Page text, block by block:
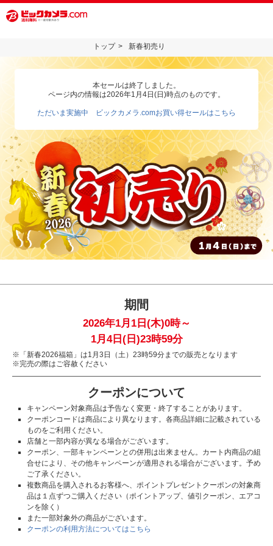
トップ 新春初売り
本セールは終了しました。
ページ内の情報は2026年1月4日(日)時点のものです。
ただいま実施中 ビックカメラ.comお買い得セールはこちら
期間
2026年1月1日(木)0時～
1月4日(日)23時59分
※「新春2026福箱」は1月3日（土）23時59分までの販売となります
※完売の際はご容赦ください
クーポンについて
キャンペーン対象商品は予告なく変更・終了することがあります。
クーポンコードは商品により異なります。各商品詳細に記載されている
ものをご利用ください。
店舗と一部内容が異なる場合がございます。
クーポン、一部キャンペーンとの併用は出来ません。カート内商品の組
合せにより、その他キャンペーンが適用される場合がございます。予め
ご了承ください。
複数商品を購入されるお客様へ、ポイントプレゼントクーポンの対象商
品は１点ずつご購入ください（ポイントアップ、値引クーポン、エアコ
ンを除く）
また一部対象外の商品がございます。
クーポンの利用方法についてはこちら